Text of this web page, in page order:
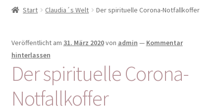
Blog
Shop / Retreats im Allgäu
CLAUDIA TAVERNA
Woman-Circle
Start Claudia´s Welt Der spirituelle Corona-Notfallkoffer
Veröffentlicht am 31. März 2020von admin — Kommentar
hinterlassen
Der spirituelle Corona-
Notfallkoffer